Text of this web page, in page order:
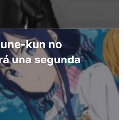
kun no
una segunda